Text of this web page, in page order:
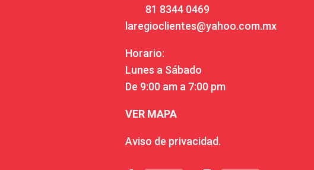
81 8344 0469
laregioclientes@yahoo.com.mx
Horario:
Lunes a Sábado
De 9:00 am a 7:00 pm
VER MAPA
Aviso de privacidad.